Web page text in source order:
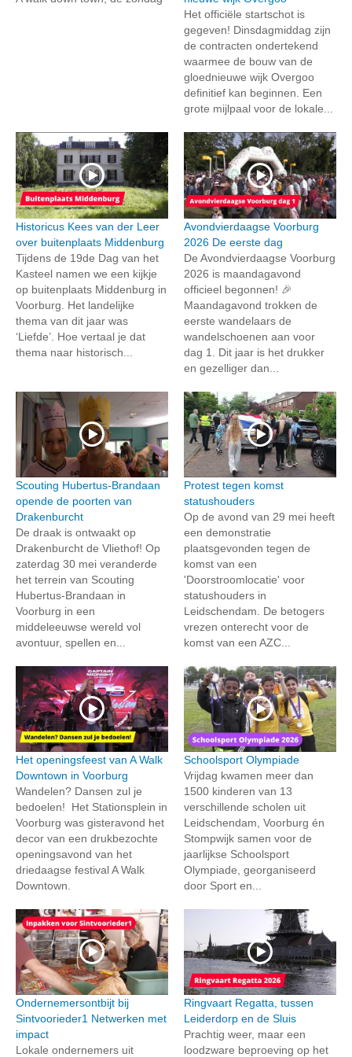
Het officiële startschot is
gegeven! Dinsdagmiddag zijn
de contracten ondertekend
waarmee de bouw van de
gloednieuwe wijk Overgoo
definitief kan beginnen. Een
grote mijlpaal voor de lokale...
Historicus Kees van der Leer
over buitenplaats Middenburg
Tijdens de 19de Dag van het
Kasteel namen we een kijkje
op buitenplaats Middenburg in
Voorburg. Het landelijke
thema van dit jaar was
‘Liefde’. Hoe vertaal je dat
thema naar historisch...
Avondvierdaagse Voorburg
2026 De eerste dag
De Avondvierdaagse Voorburg
2026 is maandagavond
officieel begonnen! 🎉
Maandagavond trokken de
eerste wandelaars de
wandelschoenen aan voor
dag 1. Dit jaar is het drukker
en gezelliger dan...
Scouting Hubertus-Brandaan
opende de poorten van
Drakenburcht
De draak is ontwaakt op
Drakenburcht de Vliethof! Op
zaterdag 30 mei veranderde
het terrein van Scouting
Hubertus-Brandaan in
Voorburg in een
middeleeuwse wereld vol
avontuur, spellen en...
Protest tegen komst
statushouders
Op de avond van 29 mei heeft
een demonstratie
plaatsgevonden tegen de
komst van een
'Doorstroomlocatie' voor
statushouders in
Leidschendam. De betogers
vrezen onterecht voor de
komst van een AZC...
Het openingsfeest van A Walk
Downtown in Voorburg
Wandelen? Dansen zul je
bedoelen! Het Stationsplein in
Voorburg was gisteravond het
decor van een drukbezochte
openingsavond van het
driedaagse festival A Walk
Downtown.
Schoolsport Olympiade
Vrijdag kwamen meer dan
1500 kinderen van 13
verschillende scholen uit
Leidschendam, Voorburg én
Stompwijk samen voor de
jaarlijkse Schoolsport
Olympiade, georganiseerd
door Sport en...
Ondernemersontbijt bij
Sintvoorieder1 Netwerken met
impact
Lokale ondernemers uit
Ringvaart Regatta, tussen
Leiderdorp en de Sluis
Prachtig weer, maar een
loodzware beproeving op het